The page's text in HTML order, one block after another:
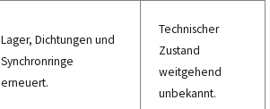
Lager, Dichtungen und
Synchronringe
erneuert.
Technischer
Zustand
weitgehend
unbekannt.